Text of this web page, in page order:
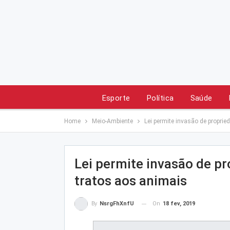
Esporte Política Saúde
Home Meio-Ambiente Lei permite invasão de
Lei permite invasão de
tratos aos animais
By NsrgFhXnfU On 18 fev, 2019